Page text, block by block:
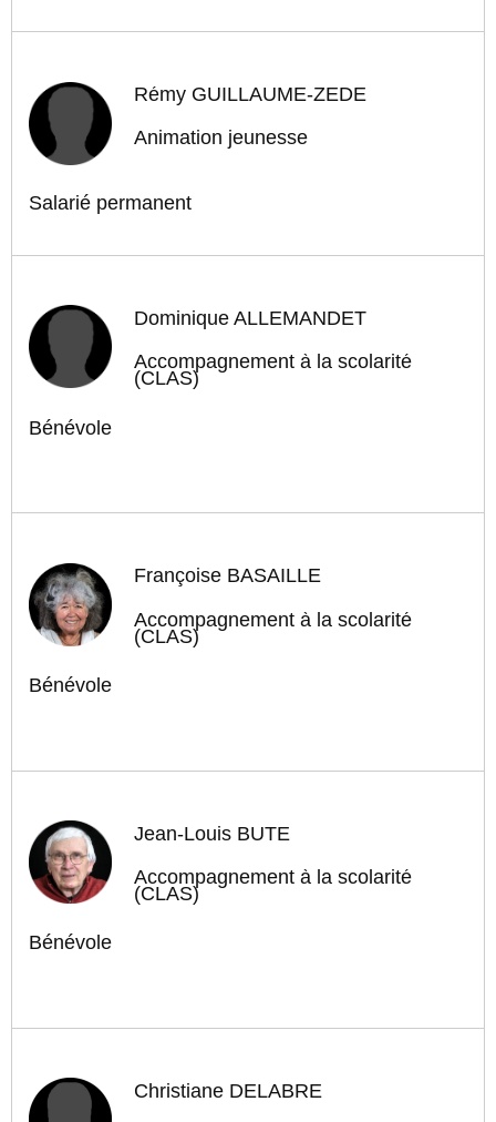
Rémy GUILLAUME-ZÈDE
Animation jeunesse
Salarié permanent
Dominique ALLEMANDET
Accompagnement à la scolarité
(CLAS)
Bénévole
Françoise BASAILLE
Accompagnement à la scolarité
(CLAS)
Bénévole
Jean-Louis BUTÉ
Accompagnement à la scolarité
(CLAS)
Bénévole
Christiane DELABRE